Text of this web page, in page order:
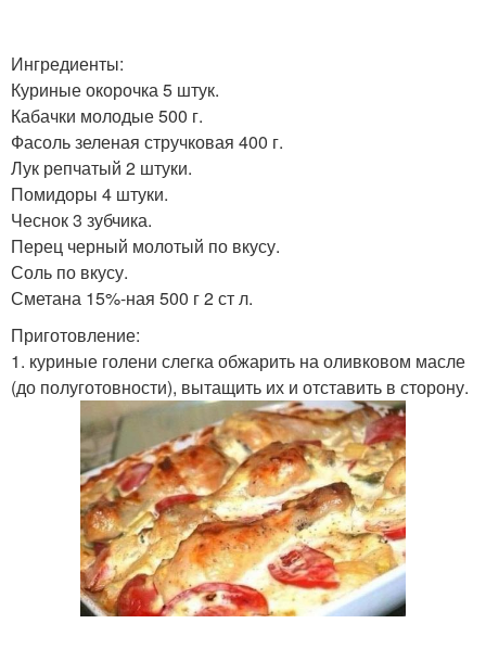
Ингредиенты:
Куриные окорочка 5 штук.
Кабачки молодые 500 г.
Фасоль зеленая стручковая 400 г.
Лук репчатый 2 штуки.
Помидоры 4 штуки.
Чеснок 3 зубчика.
Перец черный молотый по вкусу.
Соль по вкусу.
Сметана 15%-ная 500 г 2 ст л.
Приготовление:
1. куриные голени слегка обжарить на оливковом масле
(до полуготовности), вытащить их и отставить в сторону.